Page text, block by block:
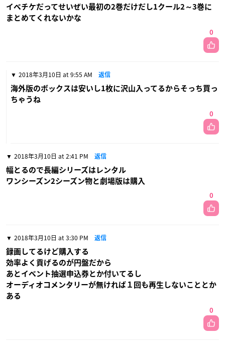
イベチケだってせいぜい最初の2巻だけだし1クール2～3巻に
まとめてくれないかな
0
2018年3月10日 at 9:55 AM 返信
海外版のボックスは安いし1枚に沢山入ってるからそっち買っ
ちゃうね
0
2018年3月10日 at 2:41 PM 返信
幅とるので長編シリーズはレンタル
ワンシーズン2シーズン物と劇場版は購入
0
2018年3月10日 at 3:30 PM 返信
録画してるけど購入する
効率よく貢げるのが円盤だから
あとイベント抽選申込券とか付いてるし
オーディオコメンタリーが無ければ１回も再生しないこととか
ある
0